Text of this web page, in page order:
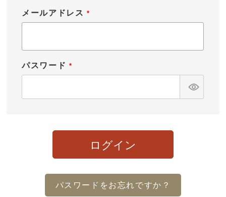
メールアドレス
必
パスワード
必
ログイン
パスワードをお忘れですか？